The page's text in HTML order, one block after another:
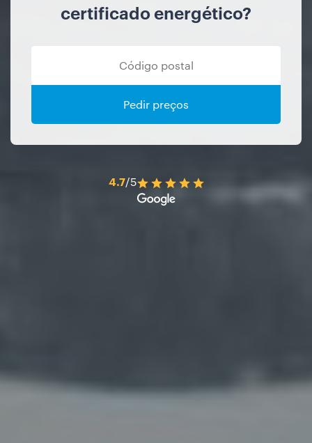
certificado energético?
Pedir preços
4.7/5